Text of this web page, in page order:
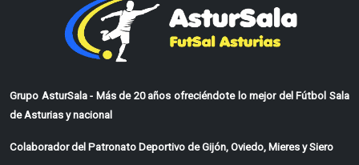
Grupo AsturSala - Más de 20 años ofreciéndote lo mejor del Fútbol Sala
de Asturias y nacional
Colaborador del Patronato Deportivo de Gijón, Oviedo, Mieres y Siero